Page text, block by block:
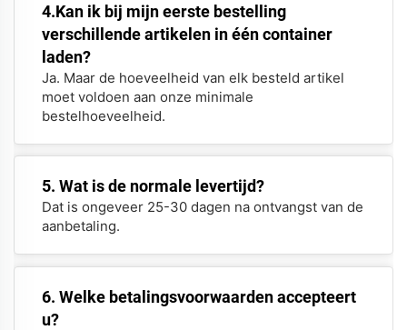
4.Kan ik bij mijn eerste bestelling
verschillende artikelen in één container
laden?
Ja. Maar de hoeveelheid van elk besteld artikel
moet voldoen aan onze minimale
bestelhoeveelheid.
5. Wat is de normale levertijd?
Dat is ongeveer 25-30 dagen na ontvangst van de
aanbetaling.
6. Welke betalingsvoorwaarden accepteert
u?